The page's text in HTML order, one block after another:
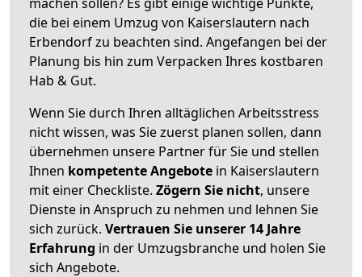
die bei einem Umzug von Kaiserslautern nach
Erbendorf zu beachten sind. Angefangen bei der
Planung bis hin zum Verpacken Ihres kostbaren
Hab & Gut.
Wenn Sie durch Ihren alltäglichen Arbeitsstress
nicht wissen, was Sie zuerst planen sollen, dann
übernehmen unsere Partner für Sie und stellen
Ihnen kompetente Angebote in Kaiserslautern
mit einer Checkliste. Zögern Sie nicht, unsere
Dienste in Anspruch zu nehmen und lehnen Sie
sich zurück. Vertrauen Sie unserer 14 Jahre
Erfahrung in der Umzugsbranche und holen Sie
sich Angebote.